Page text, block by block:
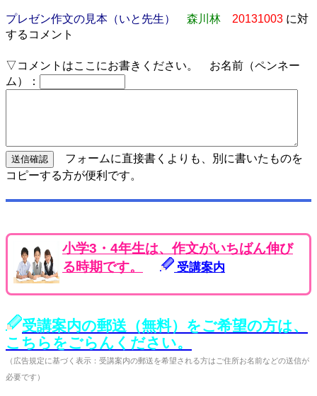
プレゼン作文の見本（いと先生） 森川林 20131003 に対
するコメント
▽コメントはここにお書きください。 お名前（ペンネー
ム）：
フォームに直接書くよりも、別に書いたものを
コピーする方が便利です。
小学3・4年生は、作文がいちばん伸び
る時期です。
受講案内
受講案内の郵送（無料）をご希望の方は、
こちらをごらんください。
（広告規定に基づく表示：受講案内の郵送を希望される方はご住所お名前などの送信が
必要です）